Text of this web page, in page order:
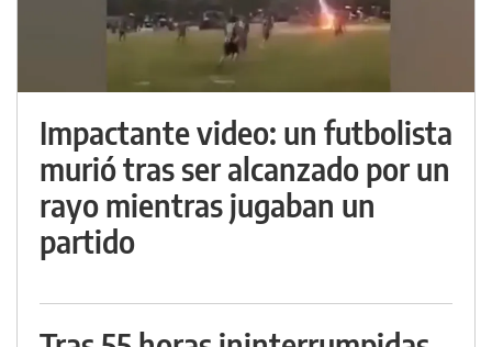
Impactante video: un futbolista
murió tras ser alcanzado por un
rayo mientras jugaban un
partido